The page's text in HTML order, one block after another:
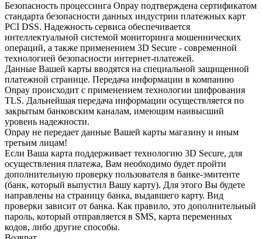
Безопасность процессинга Onpay подтверждена сертификатом
стандарта безопасности данных индустрии платежных карт
PCI DSS. Надежность сервиса обеспечивается
интеллектуальной системой мониторинга мошеннических
операций, а также применением 3D Secure - современной
технологией безопасности интернет-платежей.
Данные Вашей карты вводятся на специальной защищенной
платежной странице. Передача информации в компанию
Onpay происходит с применением технологии шифрования
TLS. Дальнейшая передача информации осуществляется по
закрытым банковским каналам, имеющим наивысший
уровень надежности.
Onpay не передает данные Вашей карты магазину и иным
третьим лицам!
Если Ваша карта поддерживает технологию 3D Secure, для
осуществления платежа, Вам необходимо будет пройти
дополнительную проверку пользователя в банке-эмитенте
(банк, который выпустил Вашу карту). Для этого Вы будете
направлены на страницу банка, выдавшего карту. Вид
проверки зависит от банка. Как правило, это дополнительный
пароль, который отправляется в SMS, карта переменных
кодов, либо другие способы.